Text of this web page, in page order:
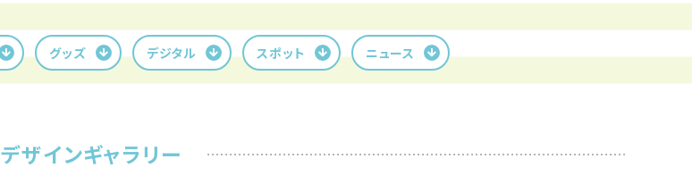
グッズ デジタル スポット ニュース
デザインギャラリー